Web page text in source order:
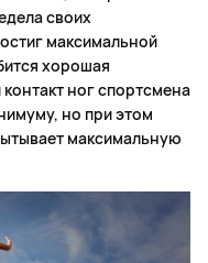
своих
максимальной
хорошая
ног спортсмена
но при этом
максимальную